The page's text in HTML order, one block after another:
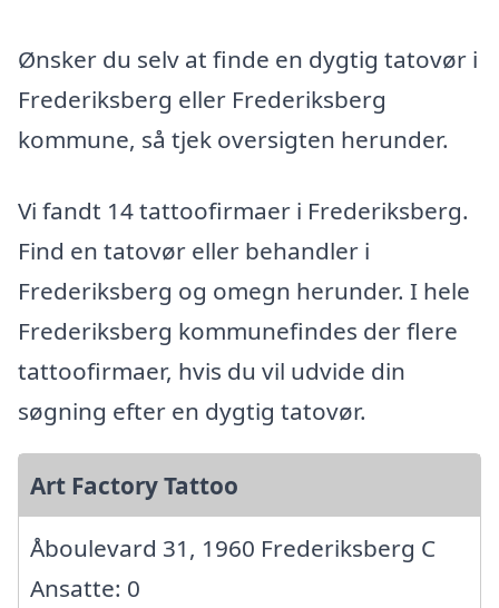
Ønsker du selv at finde en dygtig tatovør i
Frederiksberg eller Frederiksberg
kommune, så tjek oversigten herunder.
Vi fandt 14 tattoofirmaer i Frederiksberg.
Find en tatovør eller behandler i
Frederiksberg og omegn herunder. I hele
Frederiksberg kommunefindes der flere
tattoofirmaer, hvis du vil udvide din
søgning efter en dygtig tatovør.
Art Factory Tattoo
Åboulevard 31, 1960 Frederiksberg C
Ansatte: 0